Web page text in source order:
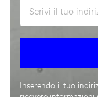
Inserendo il tuo